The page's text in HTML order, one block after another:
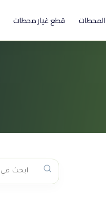
المحطات قطع غيار محطات